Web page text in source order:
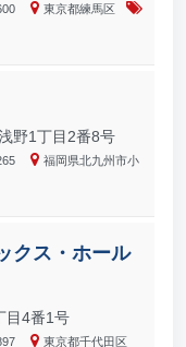
東京都練馬区
野1丁目2番8号
福岡県北九州市小
クス・ホール
目4番1号
東京都千代田区